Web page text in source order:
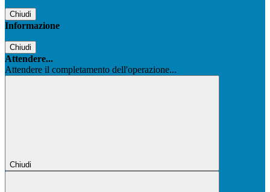
Chiudi
Informazione
Chiudi
Attendere...
Attendere il completamento dell'operazione...
Chiudi